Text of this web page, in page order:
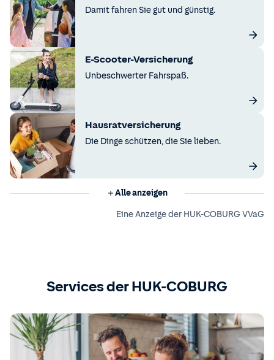
Damit fahren Sie gut und günstig.
E-Scooter-Versicherung
Unbeschwerter Fahrspaß.
Hausratversicherung
Die Dinge schützen, die Sie lieben.
Alle anzeigen
Eine Anzeige der HUK-COBURG VVaG
Services der HUK-COBURG